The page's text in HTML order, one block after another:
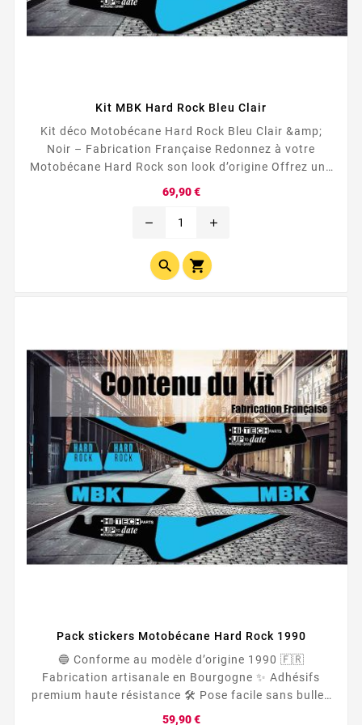
Kit MBK Hard Rock Bleu Clair
Kit déco Motobécane Hard Rock Bleu Clair &amp;
Noir – Fabrication Française Redonnez à votre
Motobécane Hard Rock son look d’origine Offrez une
seconde jeunesse à votre mobylette avec ce kit déco
Motobécane Hard Rock Bleu Clair &amp; Noir ,
spécialement conçu pour...
69,90 €Prix
remove add
 
Pack stickers Motobécane Hard Rock 1990
🔵 Conforme au modèle d’origine 1990 🇫🇷
Fabrication artisanale en Bourgogne ✨ Adhésifs
premium haute résistance 🛠 Pose facile sans bulles
🎨 Couleurs bleu et noir fidèles à l’époque Redonnez
59,90 €Prix